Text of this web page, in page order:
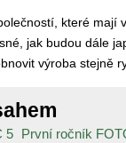
které mají
jak budou dále
výroba stejně
5 První ročník